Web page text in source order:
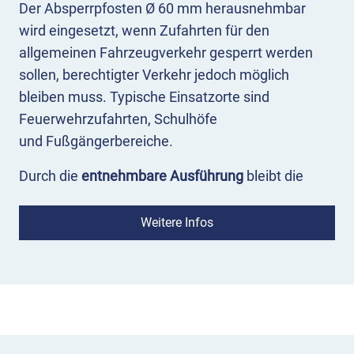
Der Absperrpfosten Ø 60 mm herausnehmbar
wird eingesetzt, wenn Zufahrten für den
allgemeinen Fahrzeugverkehr gesperrt werden
sollen, berechtigter Verkehr jedoch möglich
bleiben muss. Typische Einsatzorte sind
Feuerwehrzufahrten, Schulhöfe
und Fußgängerbereiche.
Durch die entnehmbare Ausführung bleibt die
jedoch kurzfristig geöffnet werden – etwa für
Rettungsfahrzeuge, Winterdienst, Müllabfuhr oder
Weitere Infos